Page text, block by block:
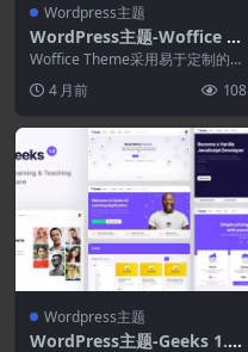
Wordpress主题
WordPress主题-Woffice 5.
4.35-内联网.外联网和项目管
理WordPress主题
Woffice Theme采用易于定制的设
4 月前 108
Wordpress主题
WordPress主题-Geeks 1.2.